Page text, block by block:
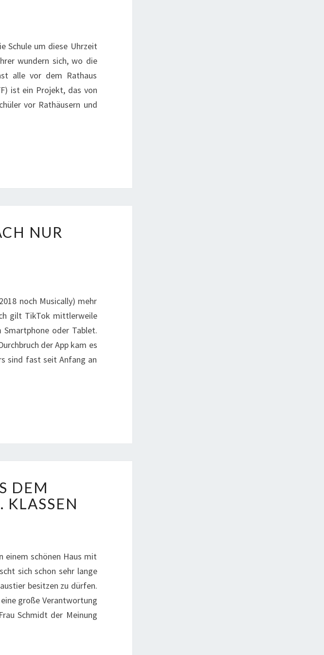
Schule um diese Uhrzeit
wundern sich, wo die
alle vor dem Rathaus
ist ein Projekt, das von
vor Rathäusern und
NUR
noch Musically) mehr
gilt TikTok mittlerweile
oder Tablet.
der App kam es
sind fast seit Anfang an
DEM
KLASSEN
einem schönen Haus mit
sich schon sehr lange
besitzen zu dürfen.
große Verantwortung
Schmidt der Meinung